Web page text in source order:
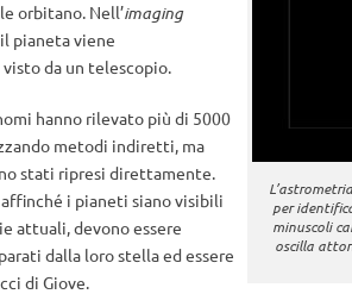
per
minuscoli
oscilla
orbitano. Nell’imaging
pianeta viene
da un telescopio.
hanno rilevato più di 5000
metodi indiretti, ma
stati ripresi direttamente.
i pianeti siano visibili
attuali, devono essere
dalla loro stella ed essere
di Giove.